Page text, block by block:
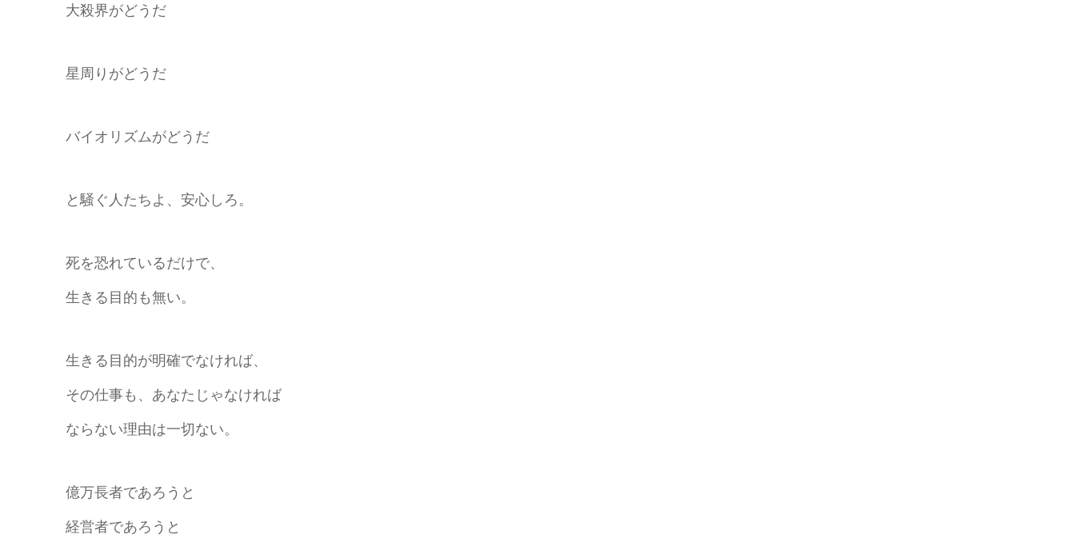
大殺界がどうだ
星周りがどうだ
バイオリズムがどうだ
と騒ぐ人たちよ、安心しろ。
死を恐れているだけで、
生きる目的も無い。
生きる目的が明確でなければ、
その仕事も、あなたじゃなければ
ならない理由は一切ない。
億万長者であろうと
経営者であろうと